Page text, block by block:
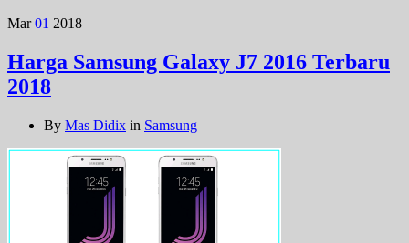
Mar 01 2018
Harga Samsung Galaxy J7 2016 Terbaru
2018
By Mas Didix in Samsung